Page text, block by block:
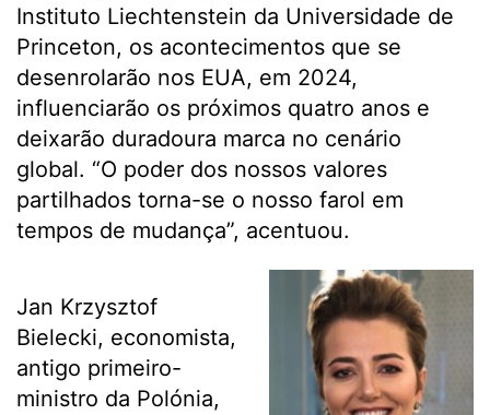
Instituto Liechtenstein da Universidade de
Princeton, os acontecimentos que se
desenrolarão nos EUA, em 2024,
influenciarão os próximos quatro anos e
deixarão duradoura marca no cenário
global. “O poder dos nossos valores
partilhados torna-se o nosso farol em
tempos de mudança”, acentuou.
Jan Krzysztof
Bielecki, economista,
antigo primeiro-
ministro da Polónia,